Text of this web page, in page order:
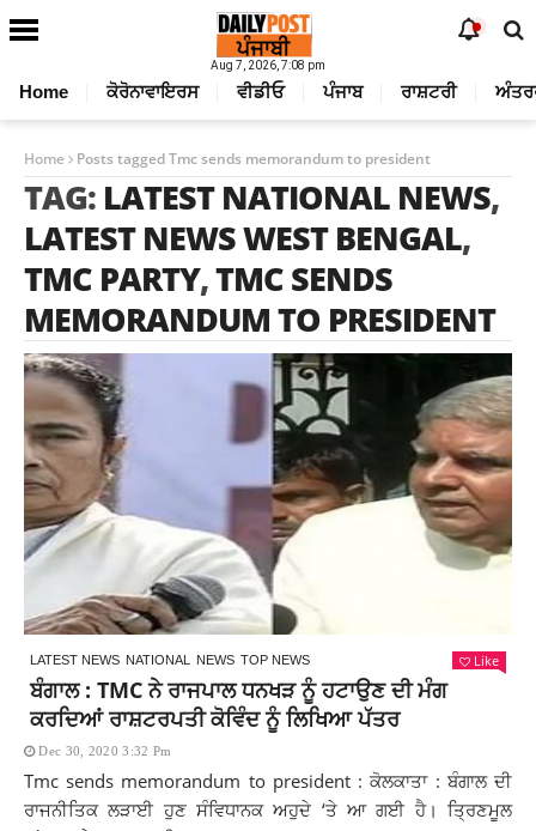
Aug 7, 2026, 7:08 pm
Home ਕੋਰੋਨਾਵਾਇਰਸ ਵੀਡੀਓ ਪੰਜਾਬ ਰਾਸ਼ਟਰੀ
Home Posts tagged Tmc sends memorandum to president
TAG: LATEST NATIONAL NEWS,
LATEST NEWS WEST BENGAL,
TMC PARTY,TMC SENDS
MEMORANDUM TO PRESIDENT
LATEST NEWS NATIONAL NEWS TOP NEWS Like
ਬੰਗਾਲ : TMC ਨੇ ਰਾਜਪਾਲ ਧਨਖੜ ਨੂੰ ਹਟਾਉਣ ਦੀ ਮੰਗ
ਕਰਦਿਆਂ ਰਾਸ਼ਟਰਪਤੀ ਕੋਵਿੰਦ ਨੂੰ ਲਿਖਿਆ ਪੱਤਰ
Dec 30, 2020 3:32 Pm
Tmc sends memorandum to president : ਕੋਲਕਾਤਾ : ਬੰਗਾਲ ਦੀ
ਰਾਜਨੀਤਿਕ ਲੜਾਈ ਹੁਣ ਸੰਵਿਧਾਨਕ ਅਹੁਦੇ ‘ਤੇ ਆ ਗਈ ਹੈ। ਤ੍ਰਿਣਮੂਲ